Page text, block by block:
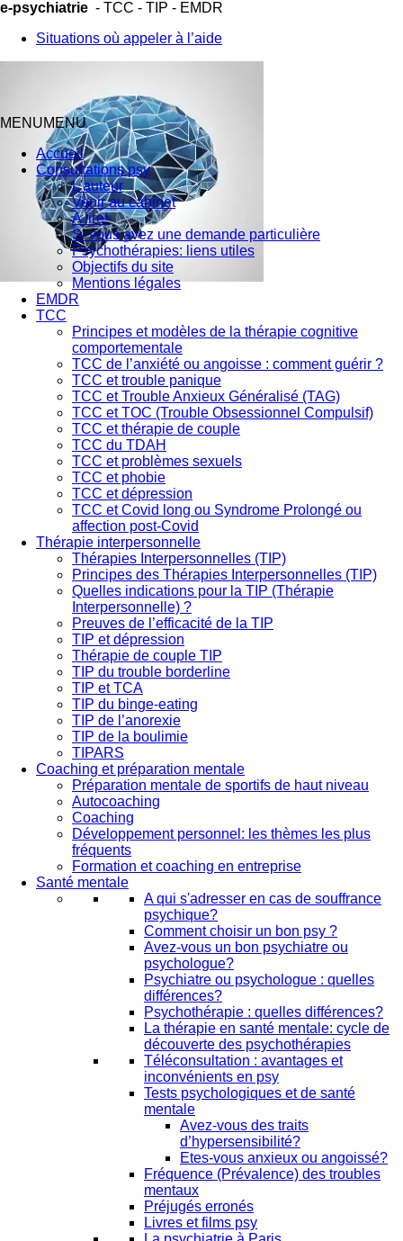
e-psychiatrie - TCC - TIP - EMDR
Situations où appeler à l’aide
MENUMENU
Accueil
Consultations psy
L'auteur
Venir au cabinet
A lire!
Si vous avez une demande particulière
Psychothérapies: liens utiles
Objectifs du site
Mentions légales
EMDR
TCC
Principes et modèles de la thérapie cognitive
comportementale
TCC de l’anxiété ou angoisse : comment guérir ?
TCC et trouble panique
TCC et Trouble Anxieux Généralisé (TAG)
TCC et TOC (Trouble Obsessionnel Compulsif)
TCC et thérapie de couple
TCC du TDAH
TCC et problèmes sexuels
TCC et phobie
TCC et dépression
TCC et Covid long ou Syndrome Prolongé ou
affection post-Covid
Thérapie interpersonnelle
Thérapies Interpersonnelles (TIP)
Principes des Thérapies Interpersonnelles (TIP)
Quelles indications pour la TIP (Thérapie
Interpersonnelle) ?
Preuves de l’efficacité de la TIP
TIP et dépression
Thérapie de couple TIP
TIP du trouble borderline
TIP et TCA
TIP du binge-eating
TIP de l’anorexie
TIP de la boulimie
TIPARS
Coaching et préparation mentale
Préparation mentale de sportifs de haut niveau
Autocoaching
Coaching
Développement personnel: les thèmes les plus
fréquents
Formation et coaching en entreprise
Santé mentale
A qui s'adresser en cas de souffrance
psychique?
Comment choisir un bon psy ?
Avez-vous un bon psychiatre ou
psychologue?
Psychiatre ou psychologue : quelles
différences?
Psychothérapie : quelles différences?
La thérapie en santé mentale: cycle de
découverte des psychothérapies
Téléconsultation : avantages et
inconvénients en psy
Tests psychologiques et de santé
mentale
Avez-vous des traits
d’hypersensibilité?
Etes-vous anxieux ou angoissé?
Fréquence (Prévalence) des troubles
mentaux
Préjugés erronés
Livres et films psy